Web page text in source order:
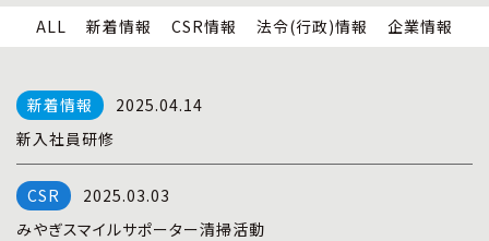
企業情報
全国事業所紹介
全国の回収対応
ALL 新着情報 CSR情報 法令(行政)情報 企業情報
2025.04.14
新入社員研修
2025.03.03
みやぎスマイルサポーター清掃活動